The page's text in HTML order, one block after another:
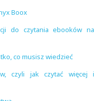
Boox
do czytania ebooków na
co musisz wiedzieć
czyli jak czytać więcej i